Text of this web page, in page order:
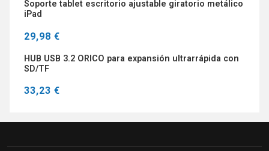
Soporte tablet escritorio ajustable giratorio metálico
iPad
29,98 €
HUB USB 3.2 ORICO para expansión ultrarrápida con
SD/TF
33,23 €